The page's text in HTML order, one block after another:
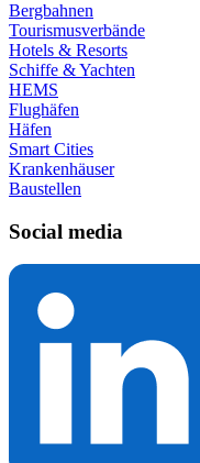
Bergbahnen
Tourismusverbände
Hotels & Resorts
Schiffe & Yachten
HEMS
Flughäfen
Häfen
Smart Cities
Krankenhäuser
Baustellen
Social media